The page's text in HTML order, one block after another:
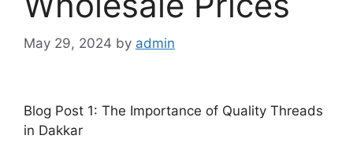
May 29, 2024 by admin
Blog Post 1: The Importance of Quality Threads
in Dakkar